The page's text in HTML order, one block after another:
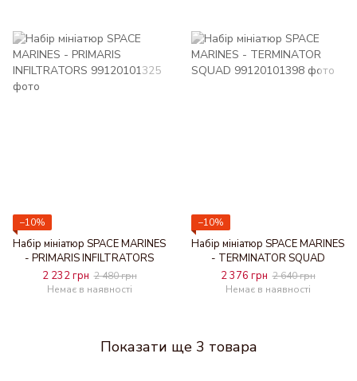
−10%
Набір мініатюр SPACE MARINES
- PRIMARIS INFILTRATORS
2 232 грн 2 480 грн
Немає в наявності
−10%
Набір мініатюр SPACE MARINES
- TERMINATOR SQUAD
2 376 грн 2 640 грн
Немає в наявності
Показати ще 3 товара